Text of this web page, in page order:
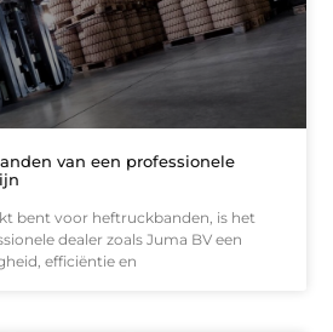
van een professionele
bent voor heftruckbanden, is het
dealer zoals Juma BV een
efficiëntie en